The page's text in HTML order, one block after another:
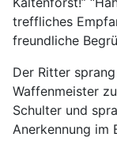
treffliches
freundliche
Der Ritter
Waffenmeister
Schulter und
Anerkennung im